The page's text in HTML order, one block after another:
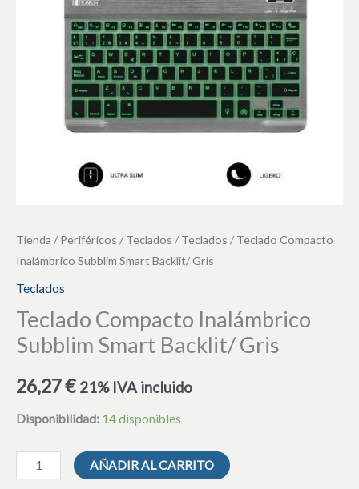
Tienda /Periféricos /Teclados /Teclados / Teclado Compacto
Inalámbrico Subblim Smart Backlit/ Gris
Teclados
Teclado Compacto Inalámbrico
Subblim Smart Backlit/ Gris
26,27€ 21% IVA incluido
Disponibilidad: 14 disponibles
AÑADIR AL CARRITO